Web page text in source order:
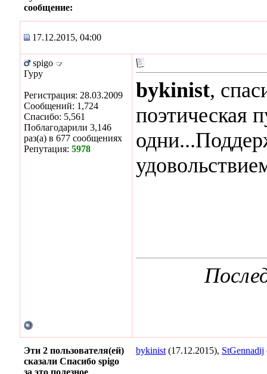
сообщение:
17.12.2015, 04:00
spigo
Гуру
Регистрация: 28.03.2009
Сообщений: 1,724
Спасибо: 5,561
Поблагодарили 3,146
раз(а) в 677 сообщениях
Репутация: 5978
bykinist,
поэтическая
Эти 2 пользователя(ей)
сказали Спасибо spigo
за это полезное
bykinist (17.12.2015), StGennadij